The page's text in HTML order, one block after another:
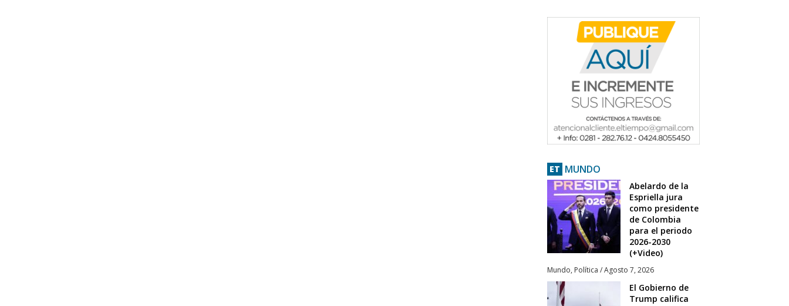
ET MUNDO
Abelardo de la
Espriella jura
como presidente
de Colombia
para el periodo
2026-2030
(+Video)
Mundo, Política /Agosto 7, 2026
El Gobierno de
Trump califica